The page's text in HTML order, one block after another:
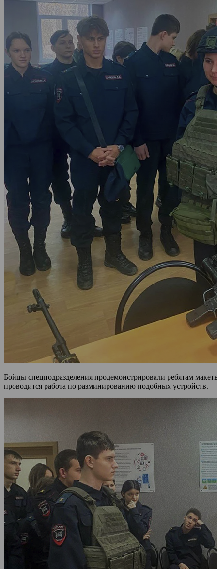
Бойцы спецподразделения продемонстрировали ребятам
проводится работа по разминированию подобных устройств.